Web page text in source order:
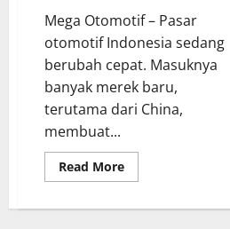
Mega Otomotif – Pasar
otomotif Indonesia sedang
berubah cepat. Masuknya
banyak merek baru,
terutama dari China,
membuat...
Read MoreRead
more
Jepang